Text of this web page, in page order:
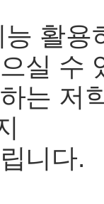
활용
실 수
는 저
니다.